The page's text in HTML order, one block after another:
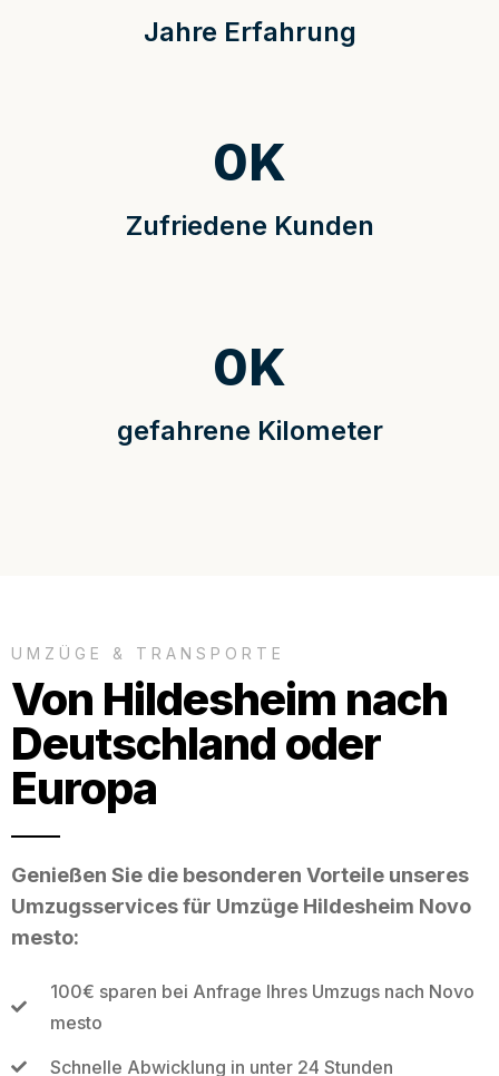
Jahre Erfahrung
Zufriedene Kunden
0K
gefahrene Kilometer
0K
UMZÜGE & TRANSPORTE
Von Hildesheim nach
Deutschland oder
Europa
Genießen Sie die besonderen Vorteile unseres
Umzugsservices für Umzüge Hildesheim Novo
mesto:
100€ sparen bei Anfrage Ihres Umzugs nach Novo
mesto
Schnelle Abwicklung in unter 24 Stunden